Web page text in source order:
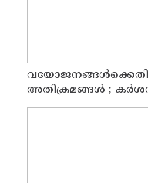
അതിക്രമങ്ങൾ ;
സ്വീകരിക്കുമെന്ന്